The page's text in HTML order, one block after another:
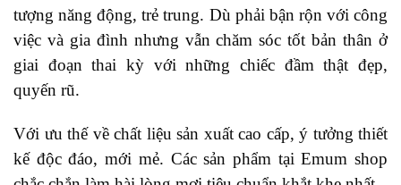
tượng năng động, trẻ trung. Dù phải bận rộn với công
việc và gia đình nhưng vẫn chăm sóc tốt bản thân ở
giai đoạn thai kỳ với những chiếc đầm thật đẹp,
quyến rũ.
Với ưu thế về chất liệu sản xuất cao cấp, ý tưởng thiết
kế độc đáo, mới mẻ. Các sản phẩm tại Emum shop